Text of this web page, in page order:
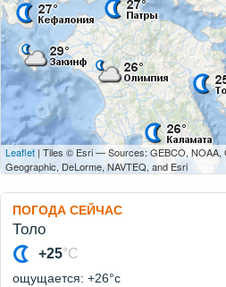
Leaflet | Tiles © Esri — Sources: GEBCO, NOAA,
Geographic, DeLorme, NAVTEQ, and Esri
ПОГОДА СЕЙЧАС
Толо
+25°C
ощущается: +26°c